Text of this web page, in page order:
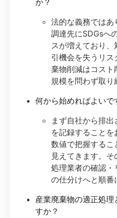
か？
法的な義務では
調達先にSDGsへ
スが増えており、
引機会を失うリ
棄物削減はコスト
規模を問わず取り
何から始めればよいで
まず自社から排
を記録すること
数値で把握する
見えてきます。
処理業者の確認・
の仕分けへと順番
産業廃棄物の適正処理
すか？